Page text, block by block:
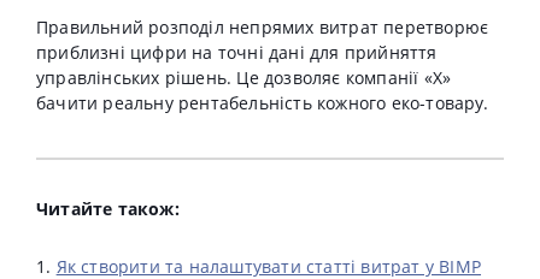
Правильний розподіл непрямих витрат перетворює
приблизні цифри на точні дані для прийняття
управлінських рішень. Це дозволяє компанії «X»
бачити реальну рентабельність кожного еко-товару.
Читайте також:
1. Як створити та налаштувати статті витрат у BIMP